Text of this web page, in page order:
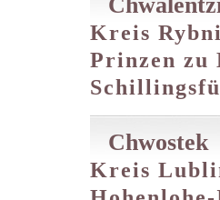
Kreis
Prinzen zu
Chwostek
Kreis